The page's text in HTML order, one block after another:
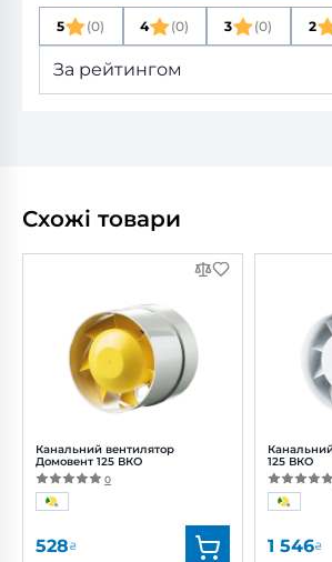
5 (0) 4 (0) 3 (0) 2
За рейтингом
Схожі товари
Канальний вентилятор
Домовент 125 ВКО
0
528₴
125 ВКО
1 546₴